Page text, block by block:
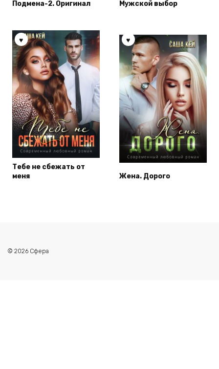
Подмена-2. Оригинал Мужской выбор
Тебе не сбежать от
меня
Жена. Дорого
© 2026 Сфера